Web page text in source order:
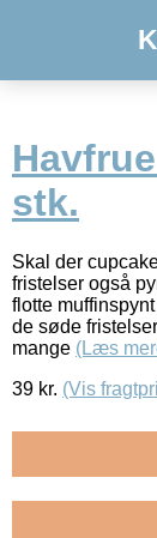
stk.
Skal der
fristelser også
flotte
de søde
mange (Læs
39 kr. (Vis